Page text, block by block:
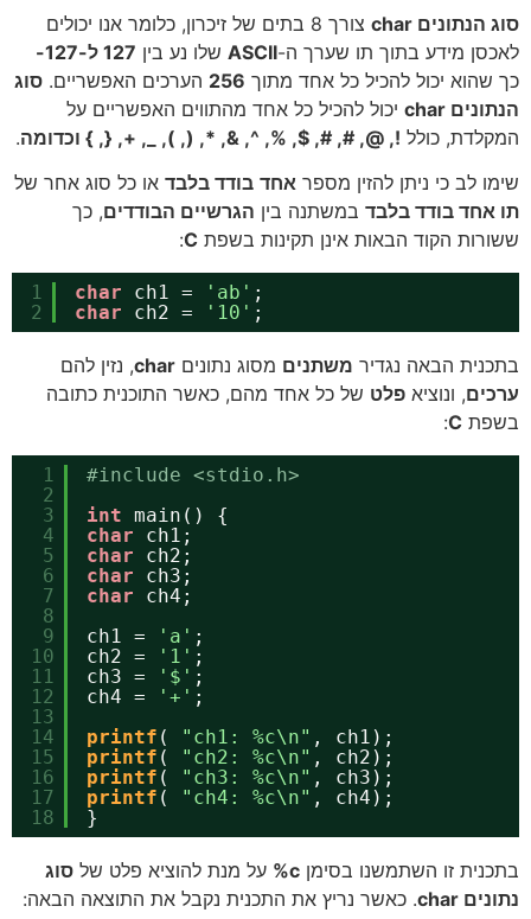
סוג הנתונים char
צורך 8 בתים של זיכרון, כלומר אנו יכולים
לאכסן מידע בתוך תו שערך ה-ASCII שלו נע בין 127 ל-127-
כך שהוא יכול להכיל כל אחד מתוך 256 הערכים האפשריים. סוג
הנתונים char
יכול להכיל כל אחד מהתווים האפשריים על
המקלדת, כולל !, @, #, #, $, %, ^, &, *, (, ), _, +, {, } וכדומה.
שימו לב כי ניתן להזין מספר אחד בודד בלבד או כל סוג אחר של
תו אחד בודד בלבד במשתנה בין הגרשיים הבודדים, כך
ששורות הקוד הבאות אינן תקינות בשפת C
:
1
2
char ch1 = 'ab' ;
char
ch2 = '10' ;
בתכנית הבאה נגדיר משתנים מסוג נתונים char, נזין להם
ערכים, ונוציא פלט של כל אחד מהם, כאשר התוכנית כתובה
בשפת C
:
1
2
3
4
5
6
7
8
9
10
11
12
13
14
15
16
17
18
#include <stdio.h>
int main() {
char
ch1;
char
ch2;
char
ch3;
char
ch4;
ch1 =
'a' ;
ch2 =
'1' ;
ch3 =
'$' ;
ch4 =
'+' ;
printf ( "ch1: %c\n" , ch1);
printf ( "ch2: %c\n" , ch2);
printf ( "ch3: %c\n" , ch3);
printf ( "ch4: %c\n" , ch4);
}
בתכנית זו השתמשנו בסימן c% על מנת להוציא פלט של סוג
נתונים char
. כאשר נריץ את התכנית נקבל את התוצאה הבאה: